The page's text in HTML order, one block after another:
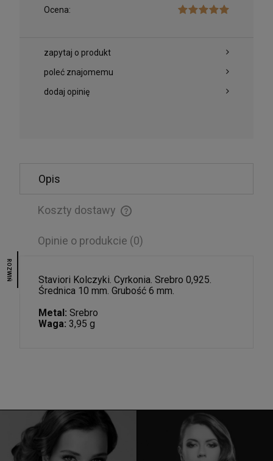
Męska bransoletka z czarnego onyksu i
krzyżykiem
135,00 zł
ROZWIŃ
Ocena:
zapytaj o produkt
poleć znajomemu
dodaj opinię
Opis
Koszty dostawy
Cena nie zawiera ewentualnych kosztów płatności
Opinie o produkcie (0)
Staviori Kolczyki. Cyrkonia. Srebro 0,925.
Średnica 10 mm. Grubość 6 mm.
Metal: Srebro
Waga: 3,95 g